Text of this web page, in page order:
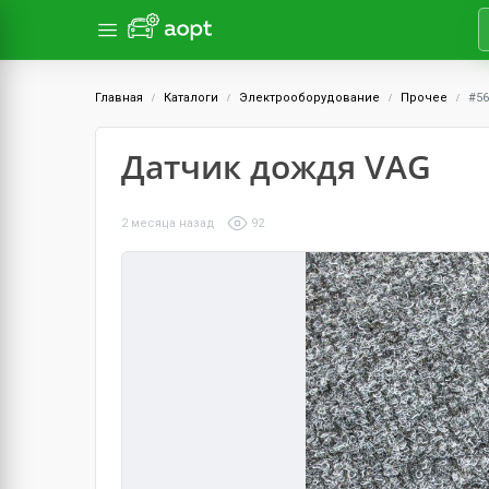
Главная Каталоги Электрооборудование Прочее
Датчик дождя VAG
2 месяца назад 92